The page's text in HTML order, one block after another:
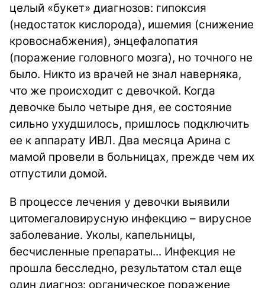
целый «букет» диагнозов: гипоксия
(недостаток кислорода), ишемия (снижение
кровоснабжения), энцефалопатия
(поражение головного мозга), но точного не
было. Никто из врачей не знал наверняка,
что же происходит с девочкой. Когда
девочке было четыре дня, ее состояние
сильно ухудшилось, пришлось подключить
ее к аппарату ИВЛ. Два месяца Арина с
мамой провели в больницах, прежде чем их
отпустили домой.
В процессе лечения у девочки выявили
цитомегаловирусную инфекцию – вирусное
заболевание. Уколы, капельницы,
бесчисленные препараты... Инфекция не
прошла бесследно, результатом стал еще
один диагноз: органическое поражение